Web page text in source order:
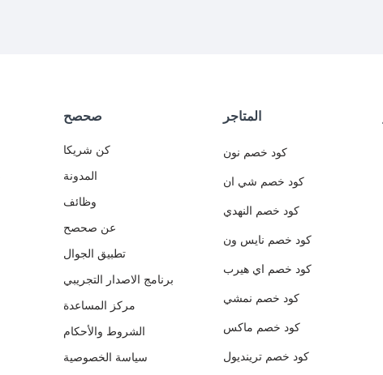
صحصح
كن شريكا
المدونة
وظائف
عن صحصح
تطبيق الجوال
برنامج الاصدار التجريبي
مركز المساعدة
الشروط والأحكام
سياسة الخصوصية
المتاجر
كود خصم نون
كود خصم شي ان
كود خصم النهدي
كود خصم نايس ون
كود خصم اي هيرب
كود خصم نمشي
كود خصم ماكس
كود خصم ترينديول